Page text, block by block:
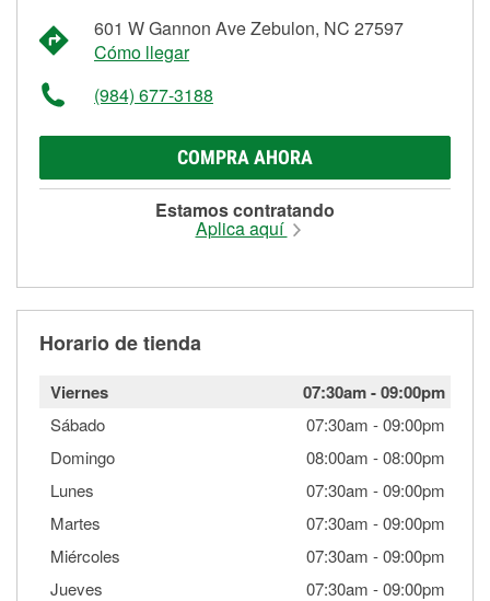
601 W Gannon Ave Zebulon, NC 27597
Cómo llegar
(984) 677-3188
COMPRA AHORA
Estamos contratando
Aplica aquí
Horario de tienda
Viernes 07:30am-09:00pm
Sábado 07:30am -09:00pm
Domingo
08:00am -08:00pm
Lunes
07:30am -09:00pm
Martes
07:30am -09:00pm
Miércoles
07:30am -09:00pm
Jueves
07:30am -09:00pm